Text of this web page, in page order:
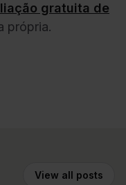
gratuita de
própria.
View all posts